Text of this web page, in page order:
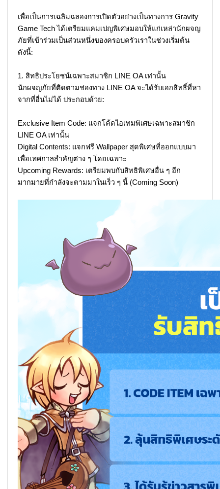
เพื่อเป็นการเฉลิมฉลองการเปิดตัวอย่างเป็นทางการ Gravity
Game Tech ได้เตรียมแคมเปญพิเศษมอบให้แก่เหล่านักผจญ
ภัยที่เข้าร่วมเป็นส่วนหนึ่งของครอบครัวเราในช่วงเริ่มต้น
ดังนี้:
1. สิทธิประโยชน์เฉพาะสมาชิก LINE OA เท่านั้น
นักผจญภัยที่ติดตามช่องทาง LINE OA จะได้รับเอกสิทธิ์ที่หา
จากที่อื่นไม่ได้ ประกอบด้วย:
Exclusive Item Code: แจกโค้ดไอเทมพิเศษเฉพาะสมาชิก
LINE OA เท่านั้น
Digital Contents: แจกฟรี Wallpaper สุดพิเศษที่ออกแบบมา
เพื่อเทศกาลสำคัญต่าง ๆ โดยเฉพาะ
Upcoming Rewards: เตรียมพบกับสิทธิพิเศษอื่น ๆ อีก
มากมายที่กำลังจะตามมาในเร็ว ๆ นี้ (Coming Soon)